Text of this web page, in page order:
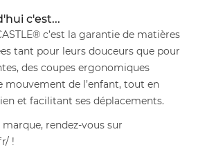
c'est...
c’est la garantie de matières
tant pour leurs douceurs que pour
des coupes ergonomiques
mouvement de l’enfant, tout en
et facilitant ses déplacements.
rendez-vous sur
!